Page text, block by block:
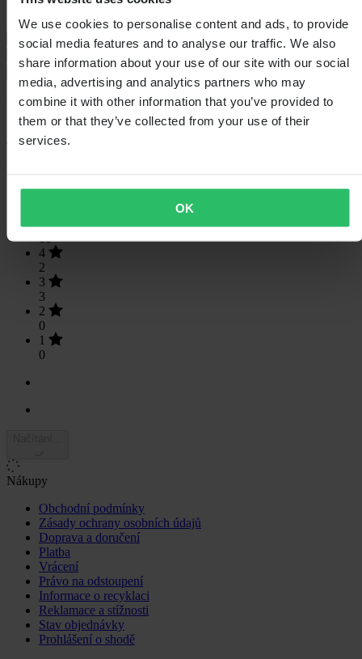
We use cookies to personalise content and ads, to provide
social media features and to analyse our traffic. We also
share information about your use of our site with our social
media, advertising and analytics partners who may
combine it with other information that you’ve provided to
them or that they’ve collected from your use of their
services.
OK
Průvodce velikostmi
Recenze zákazníků (23)
4.65z 5
5
18
4
2
3
3
2
0
1
0
Nákupy
Obchodní podmínky
Zásady ochrany osobních údajů
Doprava a doručení
Platba
Vrácení
Právo na odstoupení
Informace o recyklaci
Reklamace a stížnosti
Stav objednávky
Prohlášení o shodě